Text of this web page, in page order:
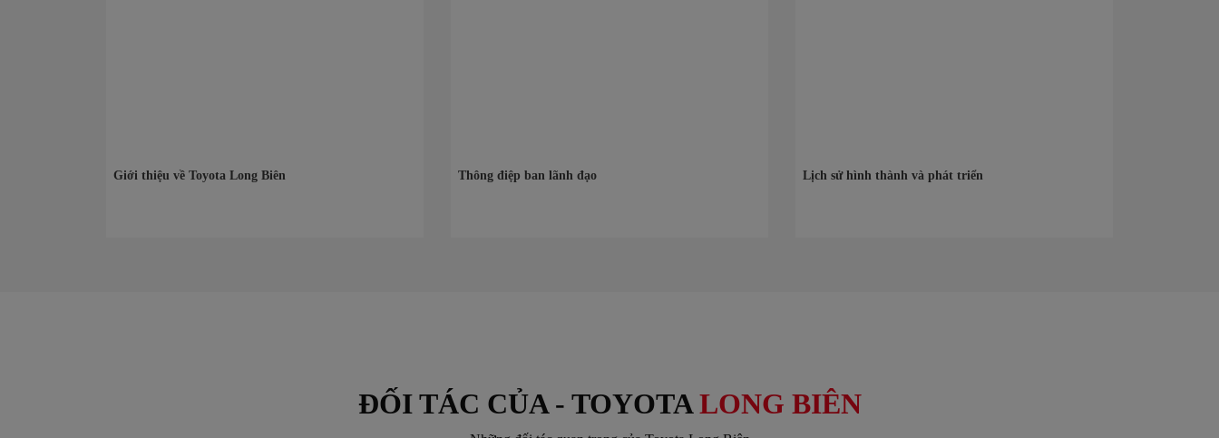
Giới thiệu về Toyota Long Biên Thông điệp ban lãnh đạo Lịch sử hình thành và phát triển
ĐỐI TÁC CỦA - TOYOTALONG BIÊN